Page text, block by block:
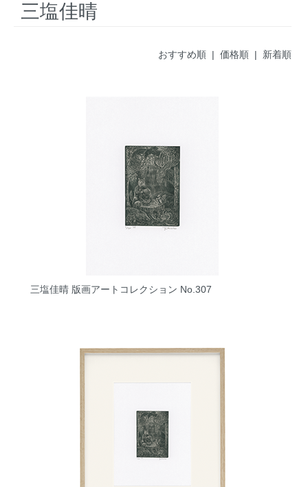
三塩佳晴
おすすめ順 | 価格順| 新着順
三塩佳晴 版画アートコレクション No.307